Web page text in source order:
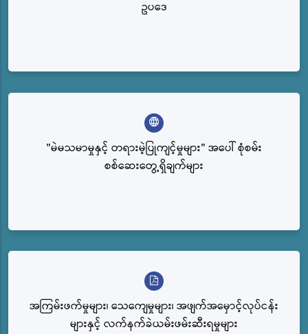
ဥပဒေ
"မဲမသမာမှုနှင့် တရားမဲ့ပြုကျင့်မှုများ" အပေါ် စုံစမ်း
စစ်ဆေးတွေ့ရှိချက်များ
အကြမ်းဖက်မှုများ၊ သေကျေမှုများ၊ အဖျက်အမှောင့်လုပ်ငန်း
များနှင့် လက်နက်ခဲယမ်းဖမ်းဆီးရမှုများ